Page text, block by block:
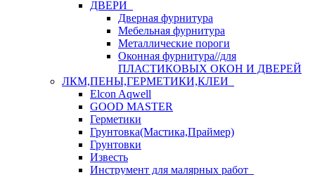
ДВЕРИ
Дверная фурнитура
Мебельная фурнитура
Металлические пороги
Оконная фурнитура//для
ПЛАСТИКОВЫХ ОКОН И ДВЕРЕЙ
ЛКМ,ПЕНЫ,ГЕРМЕТИКИ,КЛЕИ
Elcon Aqwell
GOOD MASTER
Герметики
Грунтовка(Мастика,Праймер)
Грунтовки
Известь
Инструмент для малярных работ